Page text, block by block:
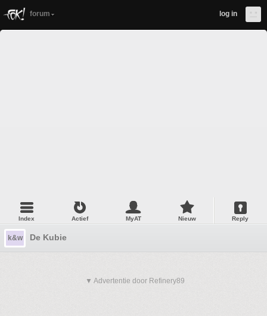
forum log in
Index Actief MyAT Nieuw Reply
k&w De Kubie
▼ Advertentie door Refinery89